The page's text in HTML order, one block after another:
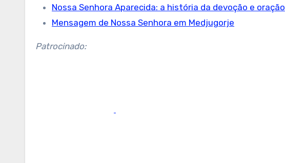
Nossa Senhora Aparecida: a história da devoção e oração
Mensagem de Nossa Senhora em Medjugorje
Patrocinado: